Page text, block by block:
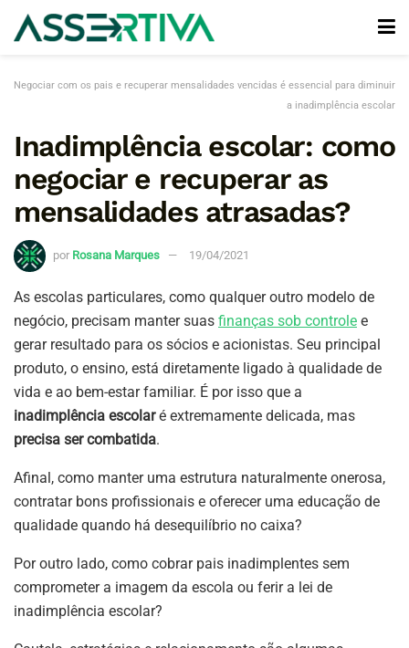
Negociar com os pais e recuperar mensalidades vencidas é essencial para diminuir
a inadimplência escolar
Inadimplência escolar: como
negociar e recuperar as
mensalidades atrasadas?
por Rosana Marques 19/04/2021
As escolas particulares, como qualquer outro modelo de
negócio, precisam manter suas finanças sob controle e
gerar resultado para os sócios e acionistas. Seu principal
produto, o ensino, está diretamente ligado à qualidade de
vida e ao bem-estar familiar. É por isso que a
inadimplência escolaré extremamente delicada, mas
precisa ser combatida.
Afinal, como manter uma estrutura naturalmente onerosa,
contratar bons profissionais e oferecer uma educação de
qualidade quando há desequilíbrio no caixa?
Por outro lado, como cobrar pais inadimplentes sem
comprometer a imagem da escola ou ferir a lei de
inadimplência escolar?